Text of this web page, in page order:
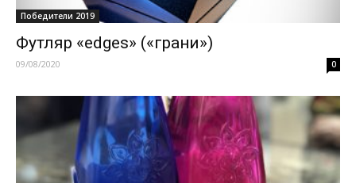
Победители 2019
Футляр «edges» («грани»)
09/08/2020 0